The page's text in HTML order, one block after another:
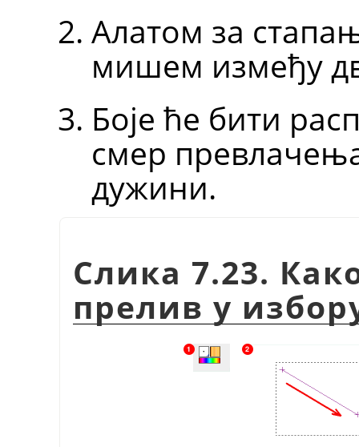
Алатом за
мишем између
Боје ће бити
смер
дужини.
Слика 7.23.
прелив у